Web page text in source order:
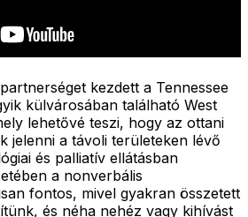
kezdett a Tennessee
külvárosában található West
lehetővé teszi, hogy az ottani
jelenni a távoli területeken lévő
és palliatív ellátásban
a nonverbális
fontos, mivel gyakran összetett
és néha nehéz vagy kihívást